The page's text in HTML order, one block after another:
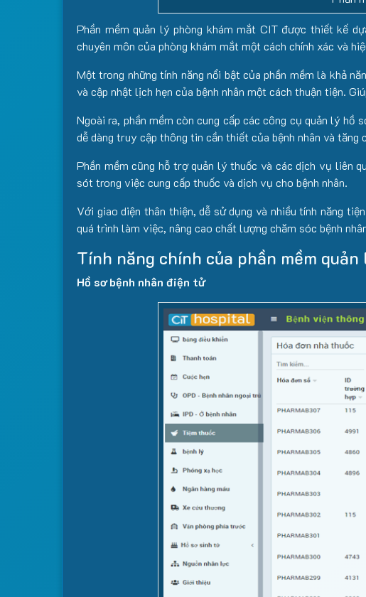
Phần mềm quản lý phòng khám mắt CIT được thiết kế
chuyên môn của phòng khám mắt một cách chính xác và
Một trong những tính năng nổi bật của phần mềm là khả
và cập nhật lịch hẹn của bệnh nhân một cách thuận tiện.
Ngoài ra, phần mềm còn cung cấp các công cụ quản lý
dễ dàng truy cập thông tin cần thiết của bệnh nhân và tăng
Phần mềm cũng hỗ trợ quản lý thuốc và các dịch vụ liên
sót trong việc cung cấp thuốc và dịch vụ cho bệnh nhân.
Với giao diện thân thiện, dễ sử dụng và nhiều tính năng
quá trình làm việc, nâng cao chất lượng chăm sóc bệnh
Tính năng chính của phần mềm
Hồ sơ bệnh nhân điện tử